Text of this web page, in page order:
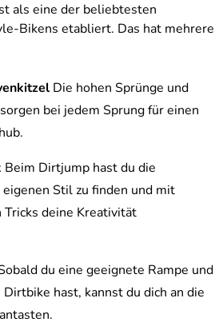
als eine der beliebtesten
Bikens etabliert. Das hat mehrere
Die hohen Sprünge und
bei jedem Sprung für einen
Beim Dirtjump hast du die
Stil zu finden und mit
deine Kreativität
du eine geeignete Rampe und
hast, kannst du dich an die